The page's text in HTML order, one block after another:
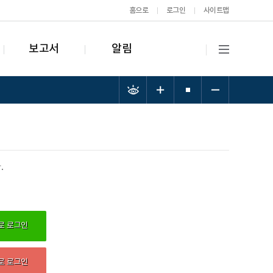
홈으로 로그인 사이트맵
보고서 알림
로그인
로그인